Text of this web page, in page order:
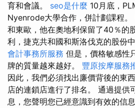
育和會議。 seo是什麼 10月底，
Nyenrode大學合作，併計劃課程。
和東歐，他在奧地利保留了40％的
利，捷克共和國和斯洛伐克的股份
會計事務所服務 但是，價格敏感性
牌的質量越來越好。 豐原按摩服務
因此，我們必須找出廉價背後的東
店的連鎖店進行了排名。 通過提供
息，您聲明您已經意識到有效的信